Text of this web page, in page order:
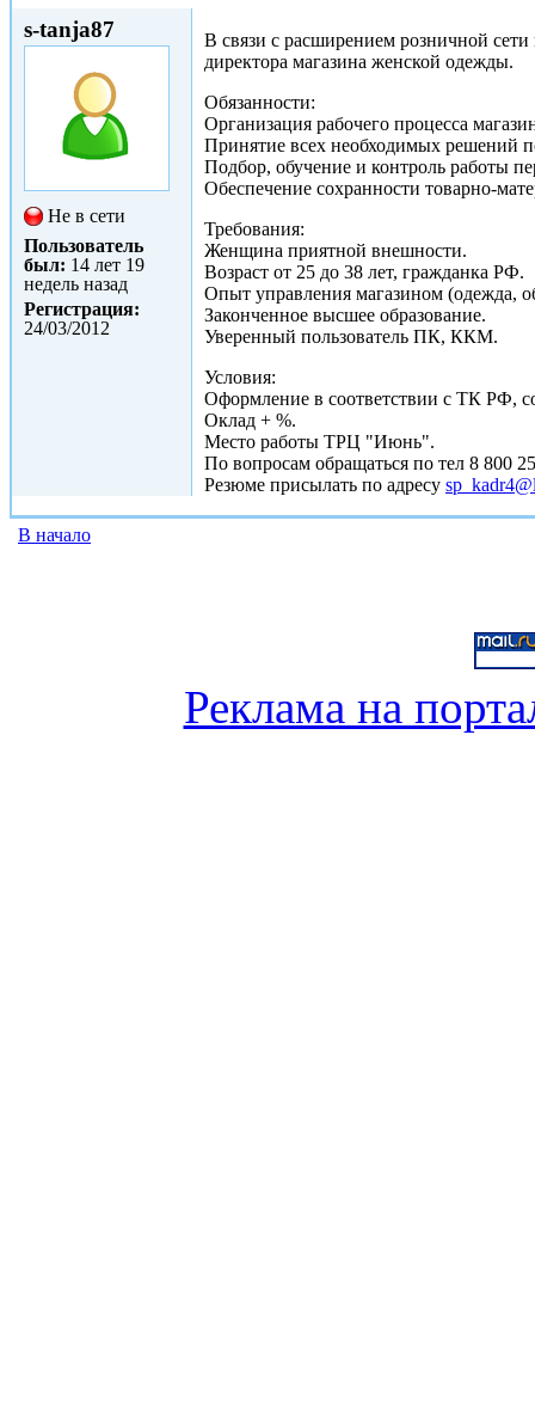
s-tanja87
Не в сети
Пользователь
был: 14 лет 19
недель назад
Регистрация:
24/03/2012
В связи с расширением розничной
директора магазина женской одежды.
Обязанности:
Организация рабочего процесса
Принятие всех необходимых решений
Подбор, обучение и контроль работы
Обеспечение сохранности товарно-
Требования:
Женщина приятной внешности.
Возраст от 25 до 38 лет, гражданка РФ.
Опыт управления магазином (одежда,
Законченное высшее образование.
Уверенный пользователь ПК, ККМ.
Условия:
Оформление в соответствии с ТК РФ,
Оклад + %.
Место работы ТРЦ "Июнь".
По вопросам обращаться по тел 8 800
Резюме присылать по адресу
В начало
Реклама на